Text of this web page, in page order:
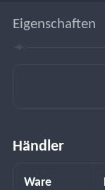
Eigenschaften
Händler
Ware